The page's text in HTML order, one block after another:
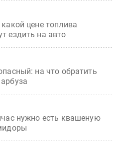
цене топлива
ездить на авто
на что обратить
нужно есть квашеную